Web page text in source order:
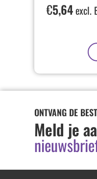
€5,64excl.
ONTVANG DE
Meld je